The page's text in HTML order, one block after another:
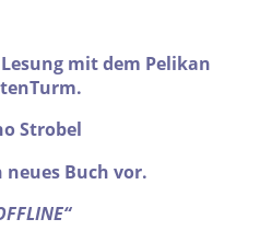
mit dem Pelikan
Strobel
Buch vor.